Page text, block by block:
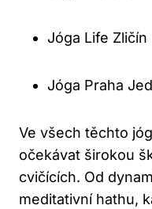
Jóga Life Zličín
Jóga Praha
Ve všech těchto
očekávat širokou
cvičících. Od
meditativní hathu,